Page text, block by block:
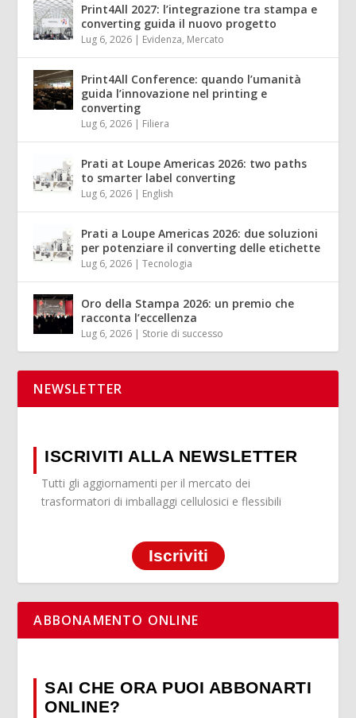
Print4All 2027: l’integrazione tra stampa e
converting guida il nuovo progetto
Lug 6, 2026 | Evidenza, Mercato
Print4All Conference: quando l’umanità
guida l’innovazione nel printing e
converting
Lug 6, 2026 | Filiera
Prati at Loupe Americas 2026: two paths
to smarter label converting
Lug 6, 2026 | English
Prati a Loupe Americas 2026: due soluzioni
per potenziare il converting delle etichette
Lug 6, 2026 |Tecnologia
Oro della Stampa 2026: un premio che
racconta l’eccellenza
Lug 6, 2026 | Storie di successo
NEWSLETTER
ISCRIVITI ALLA NEWSLETTER
Tutti gli aggiornamenti per il mercato dei
trasformatori di imballaggi cellulosici e flessibili
Iscriviti
ABBONAMENTO ONLINE
SAI CHE ORA PUOI ABBONARTI
ONLINE?